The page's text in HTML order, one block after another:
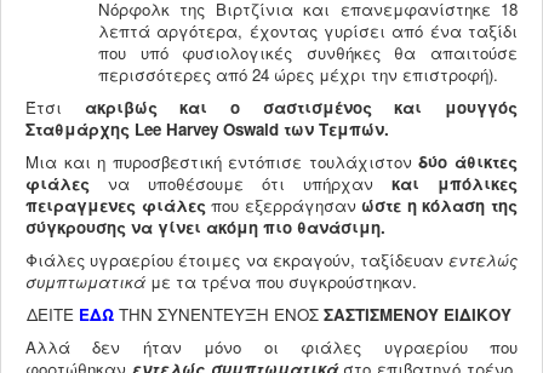
Νόρφολκ της Βιρτζίνια και επανεμφανίστηκε 18
λεπτά αργότερα, έχοντας γυρίσει από ένα ταξίδι
που υπό φυσιολογικές συνθήκες θα απαιτούσε
περισσότερες από 24 ώρες μέχρι την επιστροφή).
Έτσι
ακριβώς και ο σαστισμένος και μουγγός
Σταθμάρχης Lee Harvey Oswald των Τεμπών.
Μια και η πυροσβεστική εντόπισε τουλάχιστονδύο άθικτες
φιάλες να υποθέσουμε ότι υπήρχαν και μπόλικες
πειραγμενες φιάλεςπου εξερράγησανώστε η κόλαση της
σύγκρουσης να γίνει ακόμη πιο θανάσιμη.
Φιάλες υγραερίου έτοιμες να εκραγούν, ταξίδευαν εντελώς
συμπτωματικά με τα τρένα που συγκρούστηκαν.
ΔΕΙΤΕ ΕΔΩ ΤΗΝ ΣΥΝΕΝΤΕΥΞΗ ΕΝΟΣ ΣΑΣΤΙΣΜΕΝΟΥ ΕΙΔΙΚΟΥ
Αλλά δεν ήταν μόνο οι φιάλες υγραερίου που